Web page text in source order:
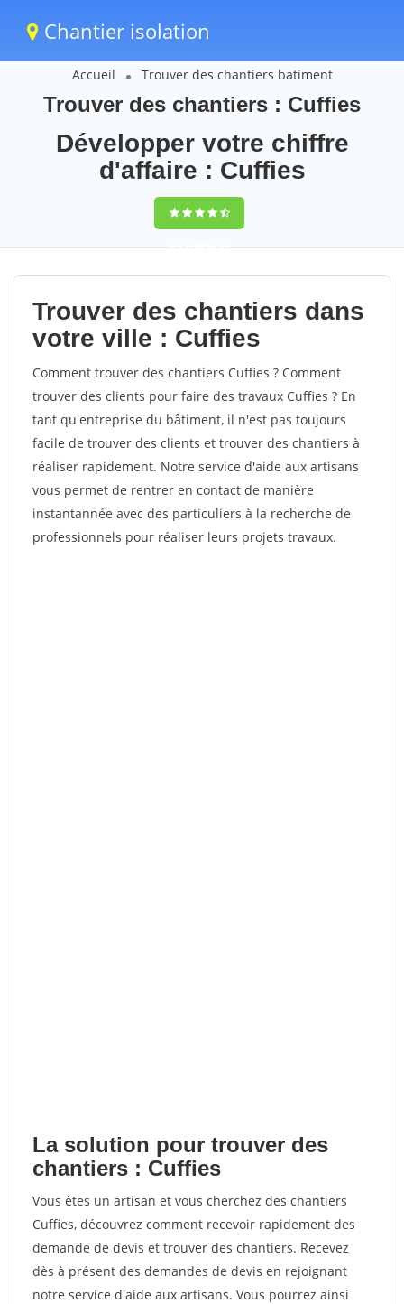
Chantier isolation
Accueil Trouver des chantiers batiment
Trouver des chantiers : Cuffies
Développer votre chiffre
d'affaire : Cuffies
9,5(100%)59
votes
Trouver des chantiers dans
votre ville : Cuffies
Comment trouver des chantiers Cuffies ? Comment
trouver des clients pour faire des travaux Cuffies ? En
tant qu'entreprise du bâtiment, il n'est pas toujours
facile de trouver des clients et trouver des chantiers à
réaliser rapidement. Notre service d'aide aux artisans
vous permet de rentrer en contact de manière
instantannée avec des particuliers à la recherche de
professionnels pour réaliser leurs projets travaux.
La solution pour trouver des
chantiers : Cuffies
Vous êtes un artisan et vous cherchez des chantiers
Cuffies, découvrez comment recevoir rapidement des
demande de devis et trouver des chantiers. Recevez
dès à présent des demandes de devis en rejoignant
notre service d'aide aux artisans. Vous pourrez ainsi